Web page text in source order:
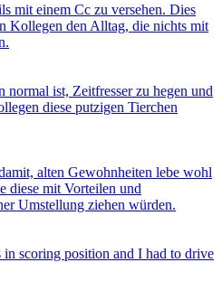
mit einem Cc zu versehen. Dies
Kollegen den Alltag, die nichts mit
normal ist, Zeitfresser zu hegen und
diese putzigen Tierchen
alten Gewohnheiten lebe wohl
diese mit Vorteilen und
Umstellung ziehen würden.
scoring position and I had to drive